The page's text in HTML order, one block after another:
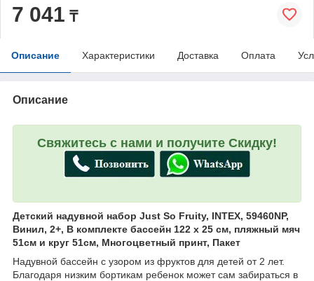
7 041 ₸
Описание Характеристики Доставка Оплата
Описание
Свяжитесь с нами и получите Скидку!
Детский надувной набор Just So Fruity, INTEX, 59460NP,
Винил, 2+, В комплекте бассейн 122 х 25 см, пляжный мяч
51см и круг 51см, Многоцветный принт, Пакет
Надувной бассейн с узором из фруктов для детей от 2 лет.
Благодаря низким бортикам ребенок может сам забираться в